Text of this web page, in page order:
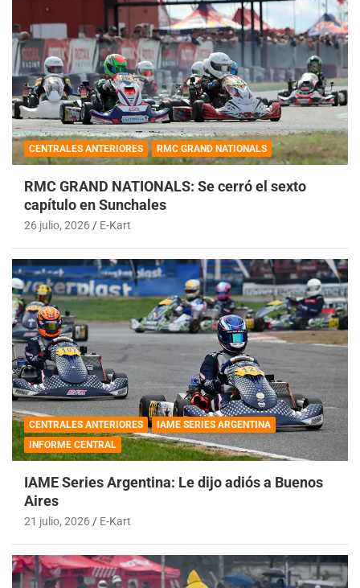
CENTRALES ANTERIORES RMC GRAND NATIONALS
RMC GRAND NATIONALS: Se cerró el sexto
capítulo en Sunchales
26 julio, 2026 E-Kart
CENTRALES ANTERIORES
IAME SERIES ARGENTINA
INFORME CENTRAL
IAME Series Argentina: Le dijo adiós a Buenos
Aires
21 julio, 2026 E-Kart